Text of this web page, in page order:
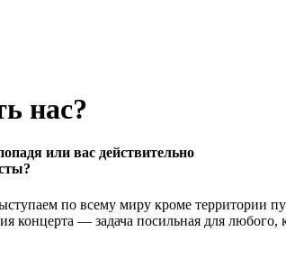
нас?
или вас действительно
по всему миру кроме территории
концерта — задача посильная для